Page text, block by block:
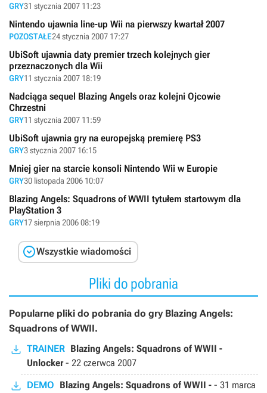
GRY31 stycznia 2007 11:23
Nintendo ujawnia line-up Wii na pierwszy kwartał 2007
POZOSTAŁE24 stycznia 2007 17:27
UbiSoft ujawnia daty premier trzech kolejnych gier
przeznaczonych dla Wii
GRY11 stycznia 2007 18:19
Nadciąga sequel Blazing Angels oraz kolejni Ojcowie
Chrzestni
GRY11 stycznia 2007 11:59
UbiSoft ujawnia gry na europejską premierę PS3
GRY3 stycznia 2007 16:15
Mniej gier na starcie konsoli Nintendo Wii w Europie
GRY30 listopada 2006 10:07
Blazing Angels: Squadrons of WWII tytułem startowym dla
PlayStation 3
GRY17 sierpnia 2006 08:19
Wszystkie wiadomości
Pliki do pobrania
Popularne pliki do pobrania do gry Blazing Angels:
Squadrons of WWII.
TRAINER Blazing Angels: Squadrons of WWII -
Unlocker- 22 czerwca 2007
DEMO Blazing Angels: Squadrons of WWII - - 31 marca